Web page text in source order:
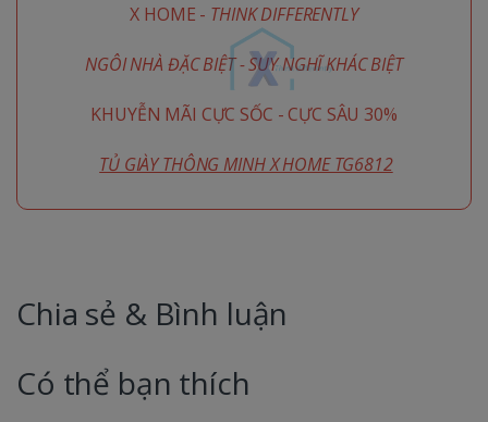
X HOME - THINK DIFFERENTLY
NGÔI NHÀ ĐẶC BIỆT - SUY NGHĨ KHÁC BIỆT
KHUYỄN MÃI CỰC SỐC - CỰC SÂU 30%
TỦ GIÀY THÔNG MINH X HOME TG6812
Chia sẻ & Bình luận
Có thể bạn thích